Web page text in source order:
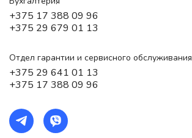
+375 17 388 09 96
+375 29 679 01 13
Отдел гарантии и сервисного обслуживания
+375 29 641 01 13
+375 17 388 09 96